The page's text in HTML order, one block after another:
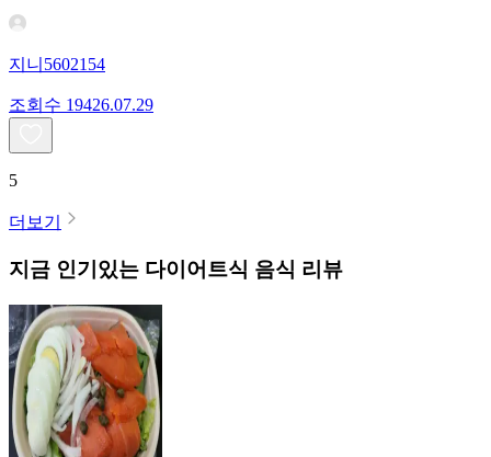
지니5602154
조회수 19426.07.29
5
더보기
지금 인기있는 다이어트식 음식 리뷰